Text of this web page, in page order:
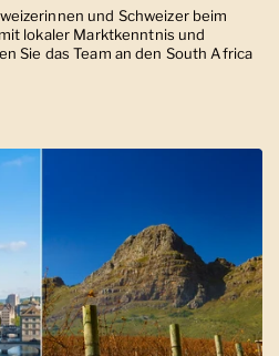
und Schweizer beim
lokaler Marktkenntnis und
Sie das Team an den South Africa